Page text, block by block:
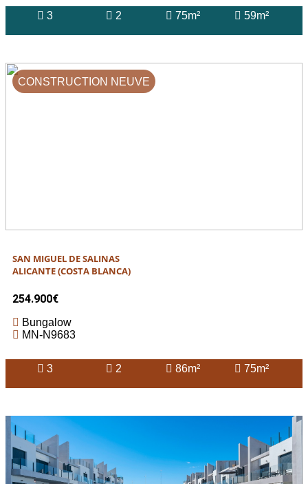
3 2 75m² 59m²
CONSTRUCTION NEUVE
SAN MIGUEL DE SALINAS
ALICANTE (COSTA BLANCA)
254.900€
Bungalow
MN-N9683
3 2 86m² 75m²